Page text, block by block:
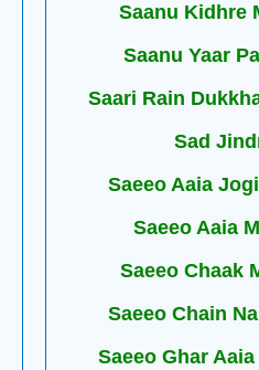
Saanu Kidhre
Saanu Yaar
Saari Rain
Sad
Saeeo Aaia
Saeeo Aaia
Saeeo Chaak
Saeeo Chain
Saeeo Ghar